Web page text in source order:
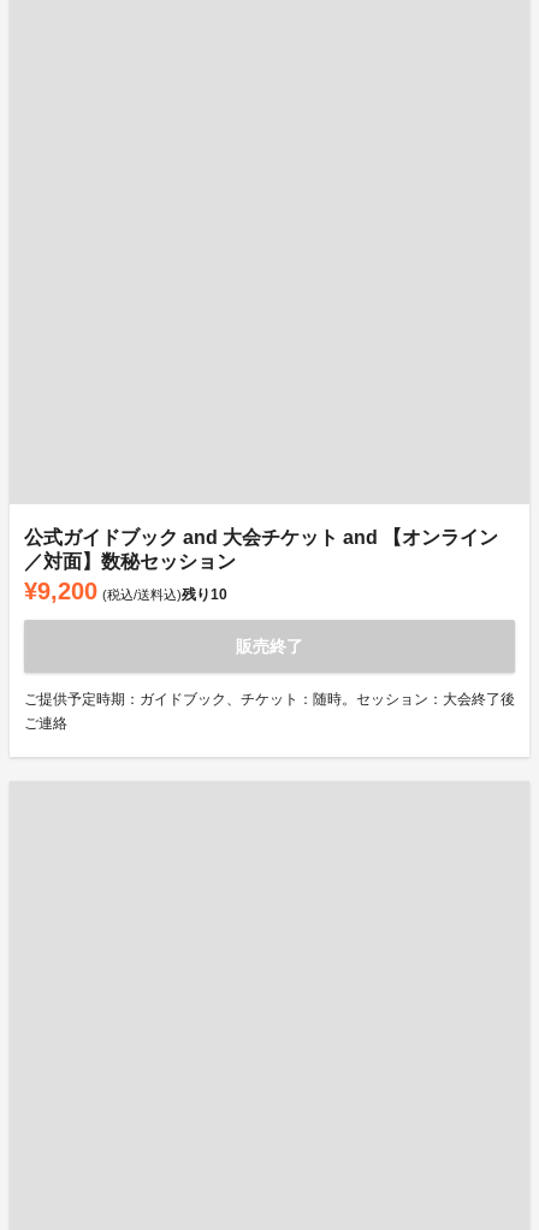
公式ガイドブック and 大会チケット and 【オンライン
／対面】数秘セッション
¥9,200 (税込/送料込)残り10
販売終了
ご提供予定時期：ガイドブック、チケット：随時。セッション：大会終了後
ご連絡